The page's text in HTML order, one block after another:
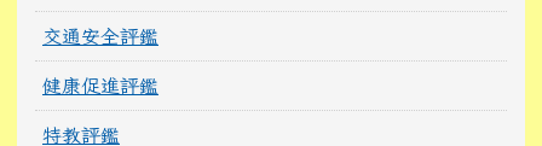
交通安全評鑑
健康促進評鑑
特教評鑑